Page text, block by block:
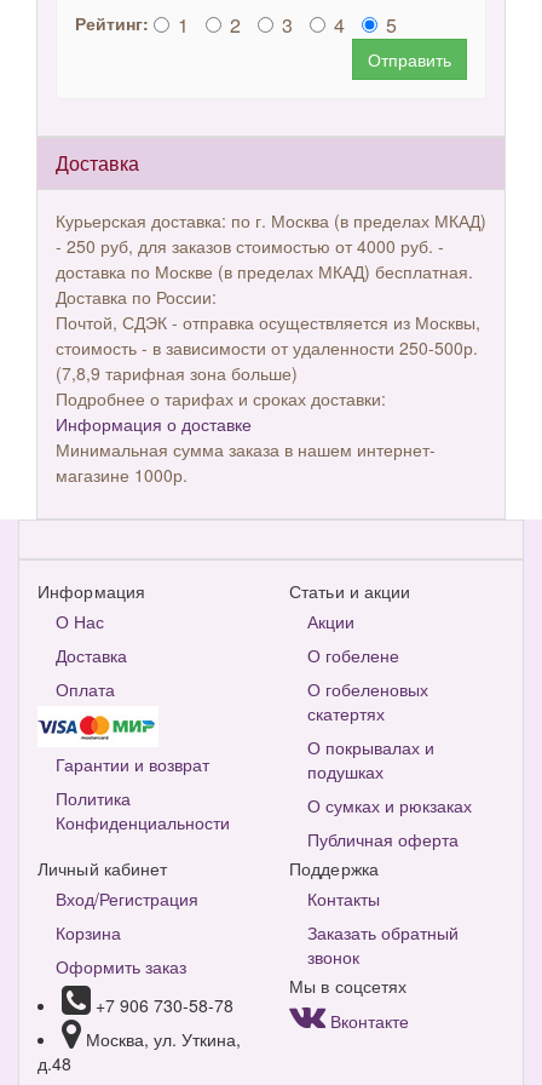
Рейтинг: 1 2 3 4 5
Отправить
Доставка
Курьерская доставка: по г. Москва (в пределах МКАД)
- 250 руб, для заказов стоимостью от 4000 руб. -
доставка по Москве (в пределах МКАД) бесплатная.
Доставка по России:
Почтой, СДЭК - отправка осуществляется из Москвы,
стоимость - в зависимости от удаленности 250-500р.
(7,8,9 тарифная зона больше)
Подробнее о тарифах и сроках доставки:
Информация о доставке
Минимальная сумма заказа в нашем интернет-
магазине 1000р.
Информация
О Нас
Доставка
Оплата
Гарантии и возврат
Политика
Конфиденциальности
Статьи и акции
Акции
О гобелене
О гобеленовых
скатертях
О покрывалах и
подушках
О сумках и рюкзаках
Публичная оферта
Личный кабинет
Вход/Регистрация
Корзина
Оформить заказ
+7 906 730-58-78
Москва, ул. Уткина,
д.48
Поддержка
Контакты
Заказать обратный
звонок
Мы в соцсетях
Вконтакте